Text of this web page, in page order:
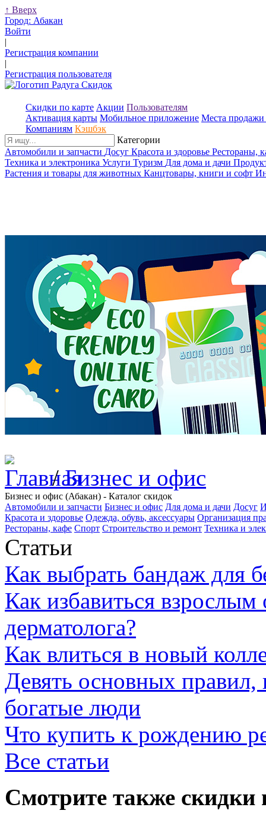
↑ Вверх
Город: Абакан
Войти
|
Регистрация компании
|
Регистрация пользователя
Скидки по карте Акции Пользователям
Активация карты Мобильное приложение Места продажи
Компаниям Кэшбэк
Категории
Автомобили и запчасти Досуг Красота и здоровье Рестораны,
Техника и электроника Услуги Туризм Для дома и дачи
Растения и товары для животных Канцтовары, книги и софт
/Бизнес и офис
Бизнес и офис (Абакан) - Каталог скидок
Автомобили и запчасти Бизнес и офис Для дома и дачи Досуг
Красота и здоровье Одежда, обувь, аксессуары Организация
Рестораны, кафе Спорт Строительство и ремонт Техника и
Статьи
Как выбрать бандаж для
Как избавиться
дерматолога?
Как влиться в новый
Девять основных
богатые люди
Что купить к рождению
Все статьи
Смотрите также скидки